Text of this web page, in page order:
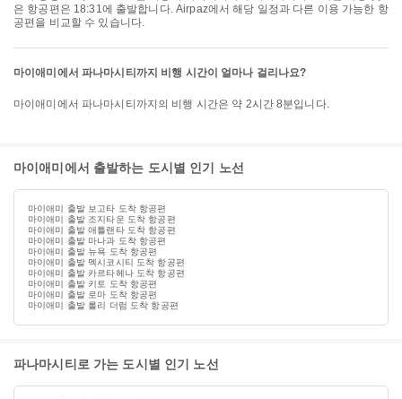
은 항공편은 18:31에 출발합니다. Airpaz에서 해당 일정과 다른 이용 가능한 항
공편을 비교할 수 있습니다.
마이애미에서 파나마시티까지 비행 시간이 얼마나 걸리나요?
마이애미에서 파나마시티까지의 비행 시간은 약 2시간 8분입니다.
마이애미에서 출발하는 도시별 인기 노선
마이애미 출발 보고타 도착 항공편
마이애미 출발 조지타운 도착 항공편
마이애미 출발 애틀랜타 도착 항공편
마이애미 출발 마나과 도착 항공편
마이애미 출발 뉴욕 도착 항공편
마이애미 출발 멕시코시티 도착 항공편
마이애미 출발 카르타헤나 도착 항공편
마이애미 출발 키토 도착 항공편
마이애미 출발 로마 도착 항공편
마이애미 출발 롤리 더럼 도착 항공편
파나마시티로 가는 도시별 인기 노선